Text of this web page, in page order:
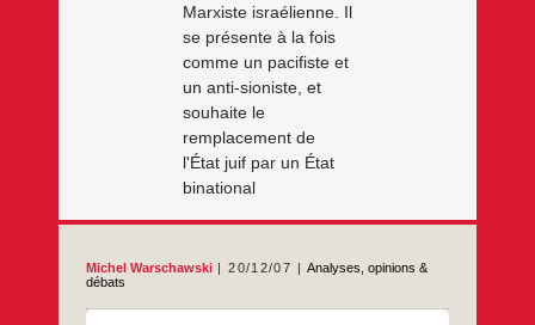
Marxiste israélienne. Il
se présente à la fois
comme un pacifiste et
un anti-sioniste, et
souhaite le
remplacement de
l'État juif par un État
binational
Michel Warschawski 20/12/07
Analyses, opinions &
débats